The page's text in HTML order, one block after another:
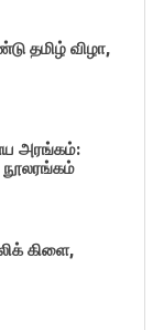
தமிழ் விழா,
அரங்கம்:
கிளை,